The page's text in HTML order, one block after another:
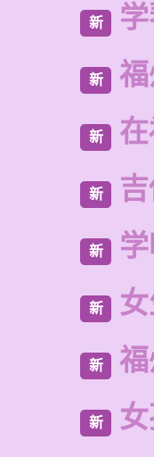
新
新
新
新
新
新
新
新